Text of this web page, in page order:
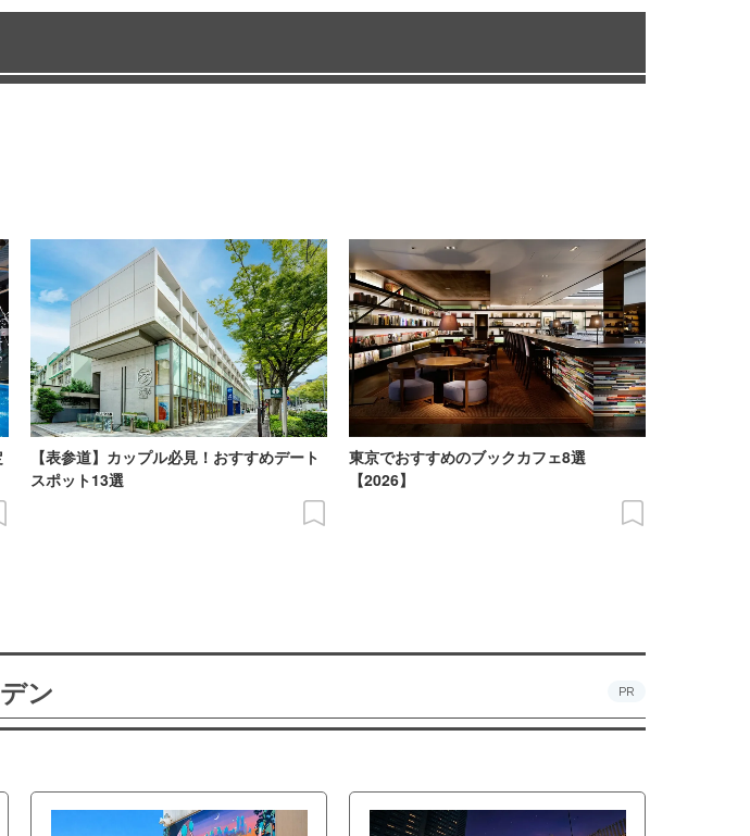
【表参道】カップル必見！おすすめデート
スポット13選
東京でおすすめのブックカフェ8選
【2026】
ン PR